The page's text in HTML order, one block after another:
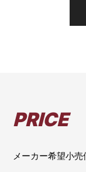
PRICE
メーカー希望小売